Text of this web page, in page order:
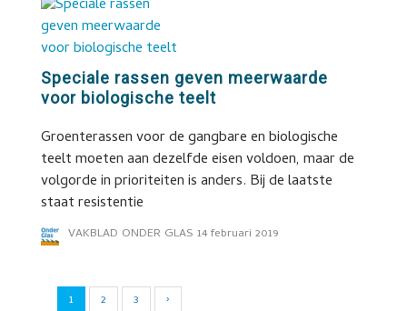
Speciale rassen geven meerwaarde
voor biologische teelt
Groenterassen voor de gangbare en biologische
teelt moeten aan dezelfde eisen voldoen, maar de
volgorde in prioriteiten is anders. Bij de laatste
staat resistentie
VAKBLAD ONDER GLAS 14 februari 2019
1 2 3 ›